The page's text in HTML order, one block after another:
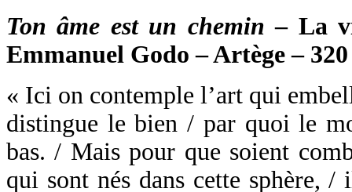
Ton âme est un chemin – La
Emmanuel Godo – Artège –
« Ici on contemple l’art qui
distingue le bien / par quoi le
bas. / Mais pour que soient
qui sont nés dans cette sphère,